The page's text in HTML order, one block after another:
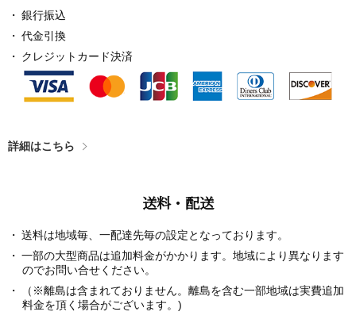
銀行振込
代金引換
クレジットカード決済
詳細はこちら
送料・配送
送料は地域毎、一配達先毎の設定となっております。
一部の大型商品は追加料金がかかります。地域により異なります
のでお問い合せください。
（※離島は含まれておりません。離島を含む一部地域は実費追加
料金を頂く場合がございます。)